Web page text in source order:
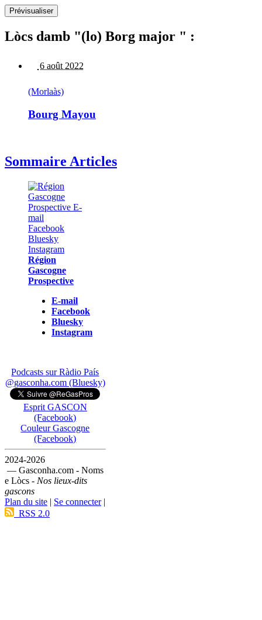
Lòcs damb "(lo) Borg major " :
6 août 2022
(Morlaàs)
Bourg Mayou
Sommaire Articles
Région
Gascogne
Prospective
E-mail
Facebook
Bluesky
Instagram
Podcasts sur Ràdio País
@gasconha.com (Bluesky)
Esprit GASCON
(Facebook)
Couleur Gascogne
(Facebook)
2024-2026
— Gasconha.com - Noms
e Lòcs - Nos lieux-dits
gascons
Plan du site | Se connecter|
RSS 2.0